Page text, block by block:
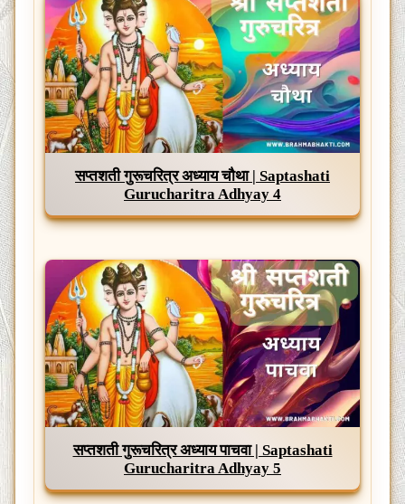
सप्तशती गुरूचरित्र अध्याय चौथा | Saptashati
Gurucharitra Adhyay 4
सप्तशती गुरूचरित्र अध्याय पाचवा | Saptashati
Gurucharitra Adhyay 5